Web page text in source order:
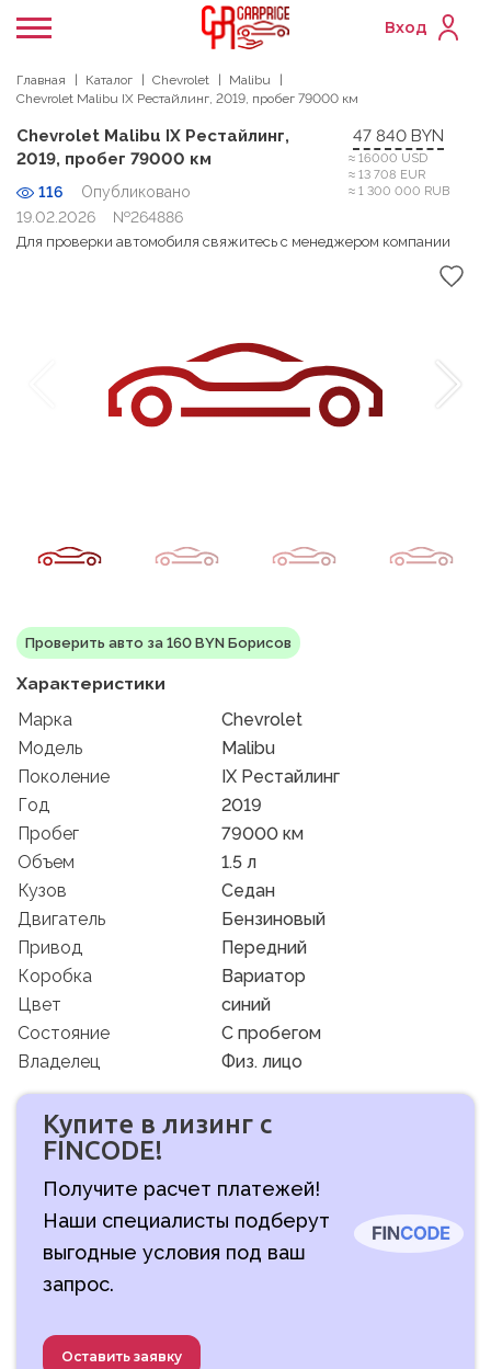
Вход
Главная Каталог Chevrolet
Malibu
Chevrolet Malibu IX Рестайлинг, 2019, пробег 79000 км
Chevrolet Malibu IX Рестайлинг,
2019, пробег 79000 км
116
Опубликовано
19.02.2026
№264886
47 840 BYN
≈ 16000 USD
≈ 13 708 EUR
≈ 1 300 000 RUB
Для проверки автомобиля свяжитесь с менеджером компании
Проверить авто за 160 BYN Борисов
Характеристики
Марка
Chevrolet
Модель
Malibu
Поколение
IX Рестайлинг
Год
2019
Пробег
79000 км
Объем
1.5 л
Кузов
Седан
Двигатель
Бензиновый
Привод
Передний
Коробка
Вариатор
Цвет
синий
Состояние
C пробегом
Владелец
Физ. лицо
Купите в лизинг с
FINCODE!
Получите расчет платежей!
Наши специалисты подберут
выгодные условия под ваш
запрос.
Оставить заявку